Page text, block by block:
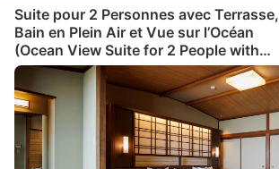
Suite pour 2 Personnes avec Terrasse,
Bain en Plein Air et Vue sur l’Océan
(Ocean View Suite for 2 People with
Terrace and Open-Air Bath)